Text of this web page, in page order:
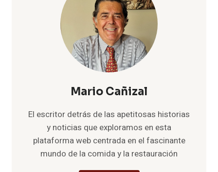
Mario Cañizal
El escritor detrás de las apetitosas historias
y noticias que exploramos en esta
plataforma web centrada en el fascinante
mundo de la comida y la restauración